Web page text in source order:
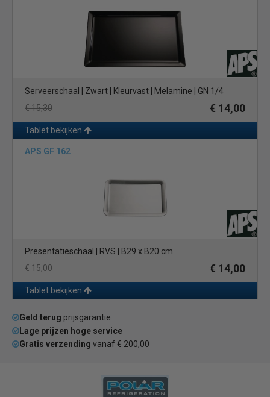
Serveerschaal | Zwart | Kleurvast | Melamine | GN 1/4
€ 15,30
€ 14,00
Tablet bekijken
APS GF 162
Presentatieschaal | RVS | B29 x B20 cm
€ 15,00
€ 14,00
Tablet bekijken
Geld terug prijsgarantie
Lage prijzen hoge service
Gratis verzending vanaf € 200,00